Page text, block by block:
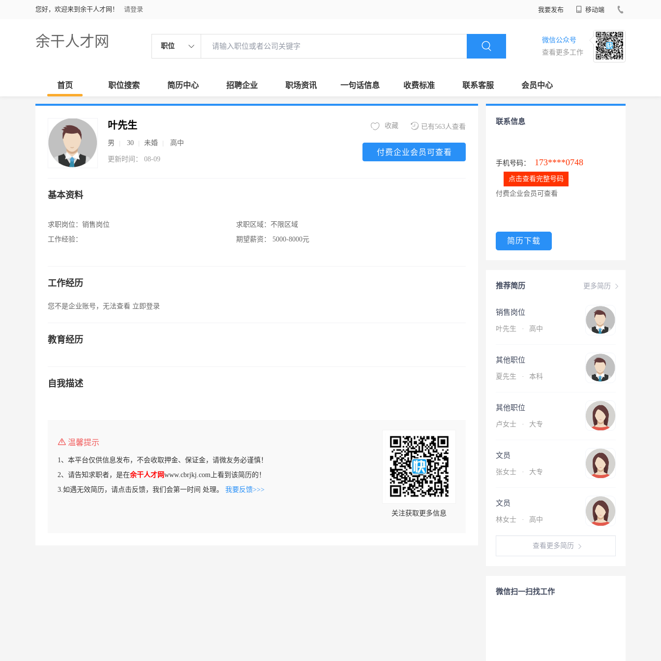
您好，欢迎来到余干人才网！ 请登录 我要发布 移动端
余干人才网 职位
微信公众号
查看更多工作
首页 职位搜索 简历中心 招聘企业 职场资讯 一句话信息 收费标准 联系客服 会员中心
叶先生
男 30 未婚 高中
更新时间： 08-09
已有563人查看
收藏
付费企业会员可查看
基本资料
求职岗位： 销售岗位
工作经验：
求职区域： 不限区域
期望薪资：
5000-8000元
工作经历
您不是企业账号，无法查看 立即登录
教育经历
自我描述
温馨提示
1、本平台仅供信息发布，不会收取押金、保证金，请微友务必谨慎！
2、请告知求职者，是在余干人才网www.cbrjkj.com上看到该简历的！
3.如遇无效简历，请点击反馈，我们会第一时间 处理。 我要反馈>>>
关注获取更多信息
联系信息
手机号码： 173****0748
点击查看完整号码
付费企业会员可查看
简历下载
更多简历
推荐简历
销售岗位
叶先生 · 高中
其他职位
夏先生 · 本科
其他职位
卢女士 · 大专
文员
张女士 · 大专
文员
林女士 · 高中
查看更多简历
微信扫一扫找工作